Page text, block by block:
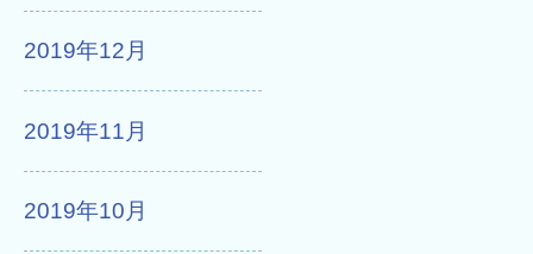
2019年12月
2019年11月
2019年10月